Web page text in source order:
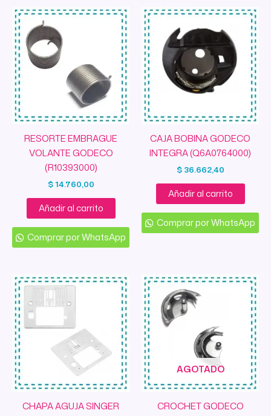
RESORTE EMBRAGUE
VOLANTE GODECO
(R10393000)
$14.760,00
Añadir al carrito
Comprar por WhatsApp
CAJA BOBINA GODECO
INTEGRA (Q6A0764000)
$36.662,40
Añadir al carrito
Comprar por WhatsApp
CHAPA AGUJA SINGER
AGOTADO
CROCHET GODECO